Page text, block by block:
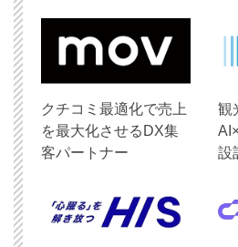
クチコミ最適化で売上
を最大化させるDX集
客パートナー
観
設